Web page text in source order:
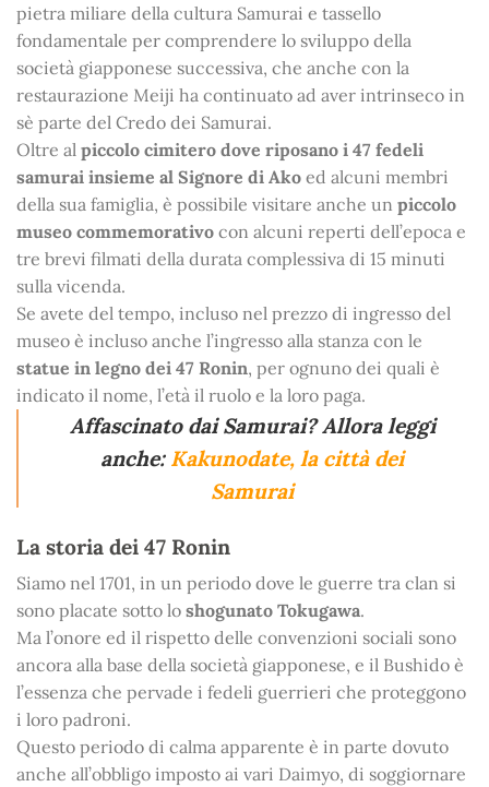
pietra miliare della cultura Samurai e tassello
fondamentale per comprendere lo sviluppo della
società giapponese successiva, che anche con la
restaurazione Meiji ha continuato ad aver intrinseco in
sè parte del Credo dei Samurai.
Oltre al piccolo cimitero dove riposano i 47 fedeli
samurai insieme al Signore di Ako ed alcuni membri
della sua famiglia, è possibile visitare anche un piccolo
museo commemorativo con alcuni reperti dell’epoca e
tre brevi filmati della durata complessiva di 15 minuti
sulla vicenda.
Se avete del tempo, incluso nel prezzo di ingresso del
museo è incluso anche l’ingresso alla stanza con le
statue in legno dei 47 Ronin, per ognuno dei quali è
indicato il nome, l’età il ruolo e la loro paga.
Affascinato dai Samurai? Allora leggi
anche: Kakunodate, la città dei
Samurai
La storia dei 47 Ronin
Siamo nel 1701, in un periodo dove le guerre tra clan si
sono placate sotto lo shogunato Tokugawa.
Ma l’onore ed il rispetto delle convenzioni sociali sono
ancora alla base della società giapponese, e il Bushido è
l’essenza che pervade i fedeli guerrieri che proteggono
i loro padroni.
Questo periodo di calma apparente è in parte dovuto
anche all’obbligo imposto ai vari Daimyo, di soggiornare